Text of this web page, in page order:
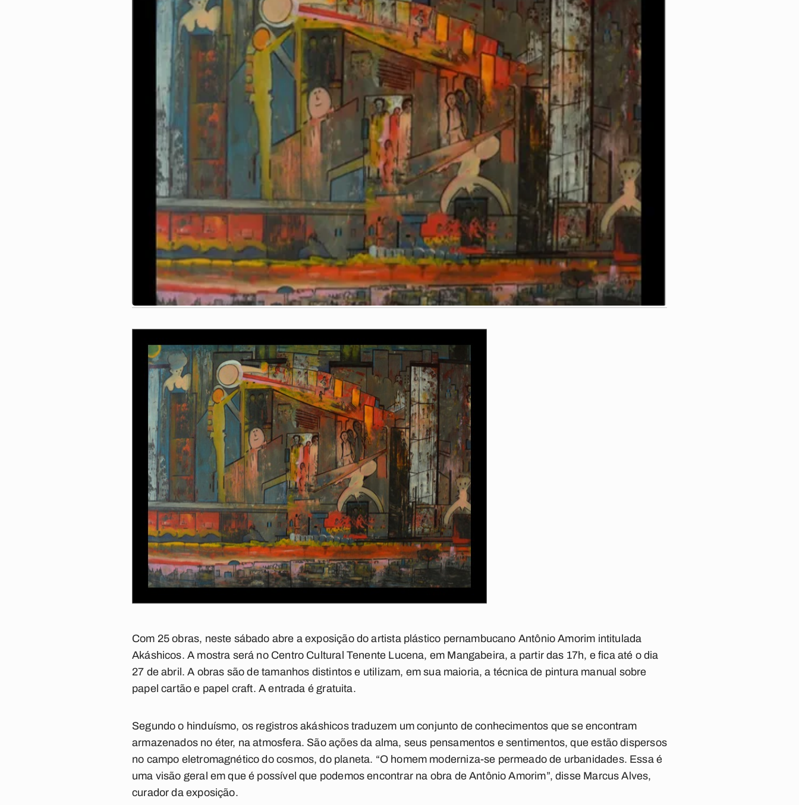
Com 25 obras, neste sábado abre a exposição do artista plástico pernambucano Antônio Amorim intitulada
Akáshicos. A mostra será no Centro Cultural Tenente Lucena, em Mangabeira, a partir das 17h, e fica até o dia
27 de abril. A obras são de tamanhos distintos e utilizam, em sua maioria, a técnica de pintura manual sobre
papel cartão e papel craft. A entrada é gratuita.
Segundo o hinduísmo, os registros akáshicos traduzem um conjunto de conhecimentos que se encontram
armazenados no éter, na atmosfera. São ações da alma, seus pensamentos e sentimentos, que estão dispersos
no campo eletromagnético do cosmos, do planeta. “O homem moderniza-se permeado de urbanidades. Essa é
uma visão geral em que é possível que podemos encontrar na obra de Antônio Amorim”, disse Marcus Alves,
curador da exposição.